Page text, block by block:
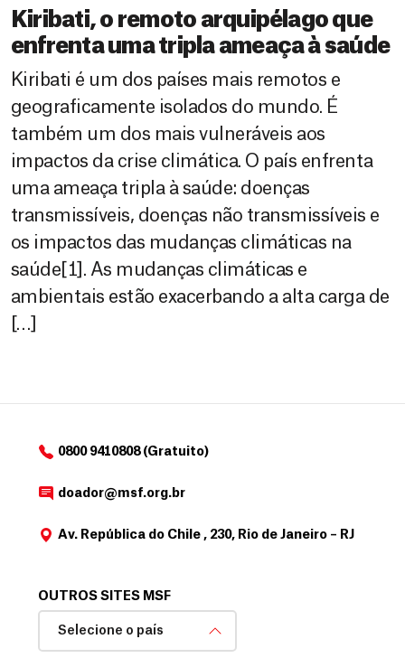
Kiribati, o remoto arquipélago que
enfrenta uma tripla ameaça à saúde
Kiribati é um dos países mais remotos e
geograficamente isolados do mundo. É
também um dos mais vulneráveis aos
impactos da crise climática. O país enfrenta
uma ameaça tripla à saúde: doenças
transmissíveis, doenças não transmissíveis e
os impactos das mudanças climáticas na
saúde[1]. As mudanças climáticas e
ambientais estão exacerbando a alta carga de
[…]
0800 9410808 (Gratuito)
doador@msf.org.br
Av. República do Chile , 230, Rio de Janeiro – RJ
OUTROS SITES MSF
Selecione o país